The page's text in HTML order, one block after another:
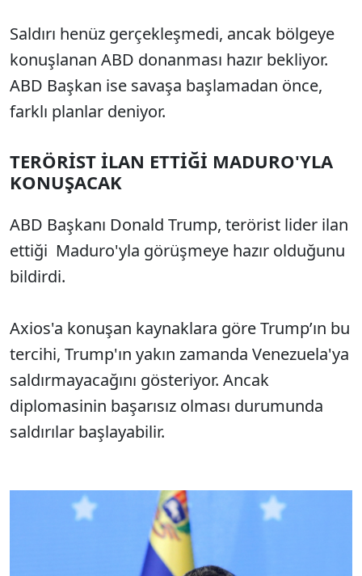
Saldırı henüz gerçekleşmedi, ancak bölgeye
konuşlanan ABD donanması hazır bekliyor.
ABD Başkan ise savaşa başlamadan önce,
farklı planlar deniyor.
TERÖRİST İLAN ETTİĞİ MADURO'YLA
KONUŞACAK
ABD Başkanı Donald Trump, terörist lider ilan
ettiği Maduro'yla görüşmeye hazır olduğunu
bildirdi.
Axios'a konuşan kaynaklara göre Trump’ın bu
tercihi, Trump'ın yakın zamanda Venezuela'ya
saldırmayacağını gösteriyor. Ancak
diplomasinin başarısız olması durumunda
saldırılar başlayabilir.